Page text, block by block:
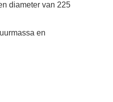
diameter van 225
en